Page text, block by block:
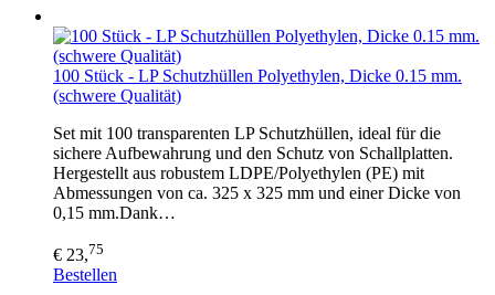
100 Stück - LP Schutzhüllen Polyethylen, Dicke 0.15 mm.
(schwere Qualität)
Set mit 100 transparenten LP Schutzhüllen, ideal für die
sichere Aufbewahrung und den Schutz von Schallplatten.
Hergestellt aus robustem LDPE/Polyethylen (PE) mit
Abmessungen von ca. 325 x 325 mm und einer Dicke von
0,15 mm.Dank…
€ 23,75
Bestellen